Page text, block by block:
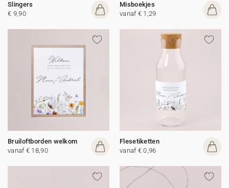
Slingers
€ 9,90
Misboekjes
vanaf € 1,29
Bruiloftborden welkom
vanaf € 18,90
Flesetiketten
vanaf € 0,96